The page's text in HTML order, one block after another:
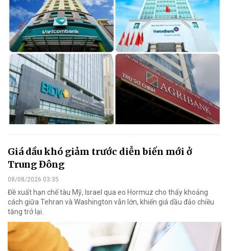
Giá dầu khó giảm trước diễn biến mới ở
Trung Đông
08/08/2026 03:35
Đề xuất hạn chế tàu Mỹ, Israel qua eo Hormuz cho thấy khoảng
cách giữa Tehran và Washington vẫn lớn, khiến giá dầu đảo chiều
tăng trở lại.